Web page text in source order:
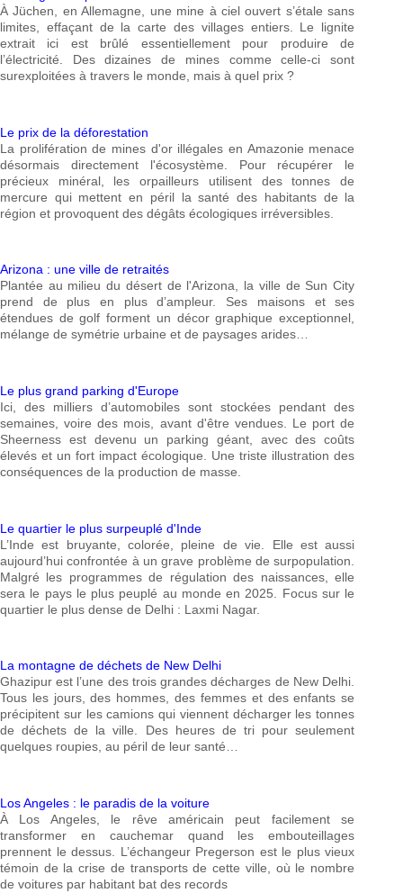
À Jüchen, en Allemagne, une mine à ciel ouvert s’étale sans
limites, effaçant de la carte des villages entiers. Le lignite
extrait ici est brûlé essentiellement pour produire de
l’électricité. Des dizaines de mines comme celle-ci sont
surexploitées à travers le monde, mais à quel prix ?
Le prix de la déforestation
La prolifération de mines d'or illégales en Amazonie menace
désormais directement l'écosystème. Pour récupérer le
précieux minéral, les orpailleurs utilisent des tonnes de
mercure qui mettent en péril la santé des habitants de la
région et provoquent des dégâts écologiques irréversibles.
Arizona : une ville de retraités
Plantée au milieu du désert de l'Arizona, la ville de Sun City
prend de plus en plus d’ampleur. Ses maisons et ses
étendues de golf forment un décor graphique exceptionnel,
mélange de symétrie urbaine et de paysages arides…
Le plus grand parking d'Europe
Ici, des milliers d’automobiles sont stockées pendant des
semaines, voire des mois, avant d'être vendues. Le port de
Sheerness est devenu un parking géant, avec des coûts
élevés et un fort impact écologique. Une triste illustration des
conséquences de la production de masse.
Le quartier le plus surpeuplé d'Inde
L’Inde est bruyante, colorée, pleine de vie. Elle est aussi
aujourd’hui confrontée à un grave problème de surpopulation.
Malgré les programmes de régulation des naissances, elle
sera le pays le plus peuplé au monde en 2025. Focus sur le
quartier le plus dense de Delhi : Laxmi Nagar.
La montagne de déchets de New Delhi
Ghazipur est l’une des trois grandes décharges de New Delhi.
Tous les jours, des hommes, des femmes et des enfants se
précipitent sur les camions qui viennent décharger les tonnes
de déchets de la ville. Des heures de tri pour seulement
quelques roupies, au péril de leur santé…
Los Angeles : le paradis de la voiture
À Los Angeles, le rêve américain peut facilement se
transformer en cauchemar quand les embouteillages
prennent le dessus. L’échangeur Pregerson est le plus vieux
témoin de la crise de transports de cette ville, où le nombre
de voitures par habitant bat des records